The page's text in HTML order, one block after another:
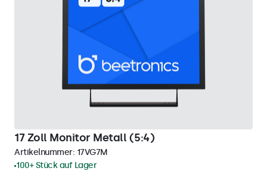
17 Zoll Monitor Metall (5:4)
Artikelnummer: 17VG7M
100+ Stück auf Lager